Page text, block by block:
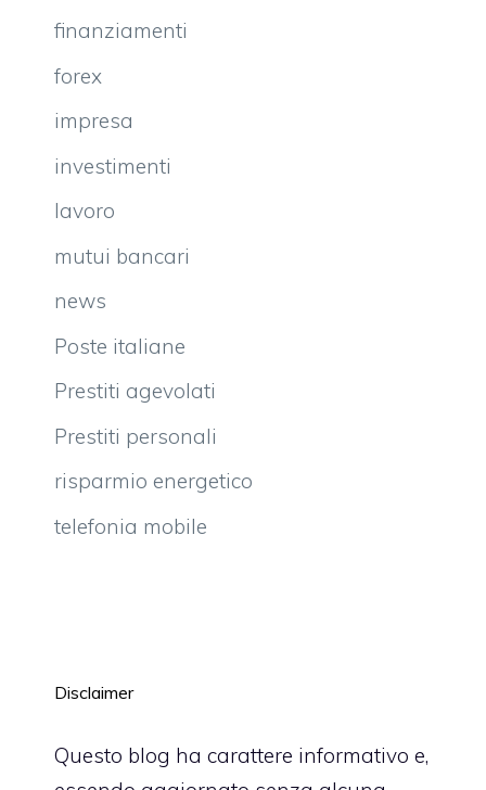
finanziamenti
forex
impresa
investimenti
lavoro
mutui bancari
news
Poste italiane
Prestiti agevolati
Prestiti personali
risparmio energetico
telefonia mobile
Disclaimer
Questo blog ha carattere informativo e,